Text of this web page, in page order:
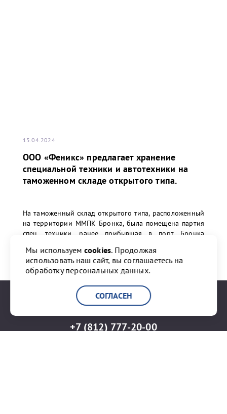
15.04.2024
ООО «Феникс» предлагает хранение
специальной техники и автотехники на
таможенном складе открытого типа.
На таможенный склад открытого типа, расположенный
на территории ММПК Бронка, была помещена партия
спец. техники, ранее прибывшая в порт Бронка
ПЕРЕЙТИ К НОВОСТИ
+7 (812) 777-20-00
Мы используем cookies. Продолжая
использовать наш сайт, вы соглашаетесь на
обработку персональных данных.
СОГЛАСЕН